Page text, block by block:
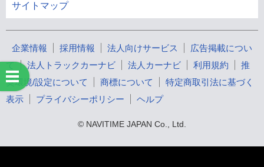
サイトマップ
企業情報 採用情報 法人向けサービス
広告掲載につい
て
法人トラックカーナビ 法人カーナビ 利用規約
推
奨環境/設定について
商標について
特定商取引法に基づく
表示
プライバシーポリシー ヘルプ
© NAVITIME JAPAN Co., Ltd.